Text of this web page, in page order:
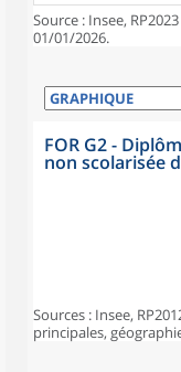
Source : Insee,
01/01/2026.
FOR G2 -
non scolarisée
Sources : Insee,
principales,